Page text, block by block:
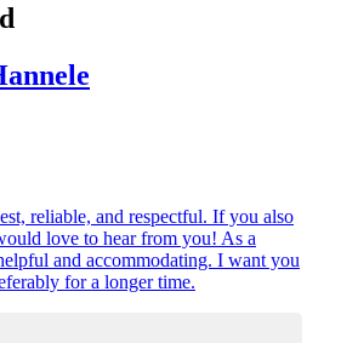
reliable, and respectful. If you also
love to hear from you! As a
and accommodating. I want you
for a longer time.